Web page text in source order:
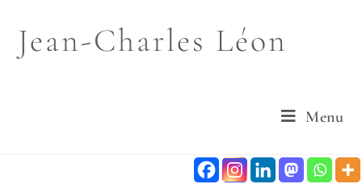
Jean-Charles Léon
Menu